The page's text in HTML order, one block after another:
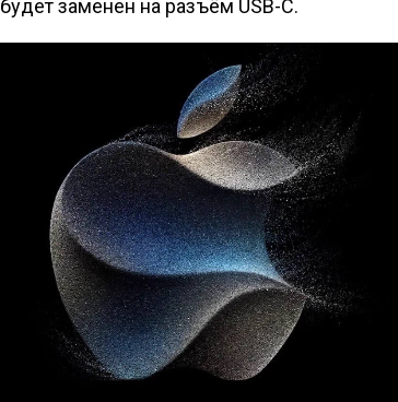
будет заменен на разъём USB-C.